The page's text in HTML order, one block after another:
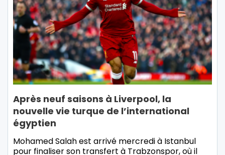
Après neuf saisons à Liverpool, la
nouvelle vie turque de l’international
égyptien
Mohamed Salah est arrivé mercredi à Istanbul
pour finaliser son transfert à Trabzonspor, où il